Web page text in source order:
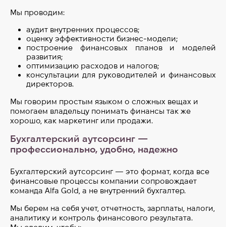
Мы проводим:
аудит внутренних процессов;
оценку эффективности бизнес-модели;
построение финансовых планов и моделей
развития;
оптимизацию расходов и налогов;
консультации для руководителей и финансовых
директоров.
Мы говорим простым языком о сложных вещах и
помогаем владельцу понимать финансы так же
хорошо, как маркетинг или продажи.
Бухгалтерский аутсорсинг —
профессионально, удобно, надежно
Бухгалтерский аутсорсинг — это формат, когда все
финансовые процессы компании сопровождает
команда Alfa Gold, а не внутренний бухгалтер.
Мы берем на себя учет, отчетность, зарплаты, налоги,
аналитику и контроль финансового результата.